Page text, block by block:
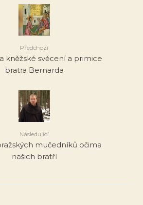
Předchozí
kněžské svěcení a primice
bratra Bernarda
Následující
mučedníků očima
našich bratří